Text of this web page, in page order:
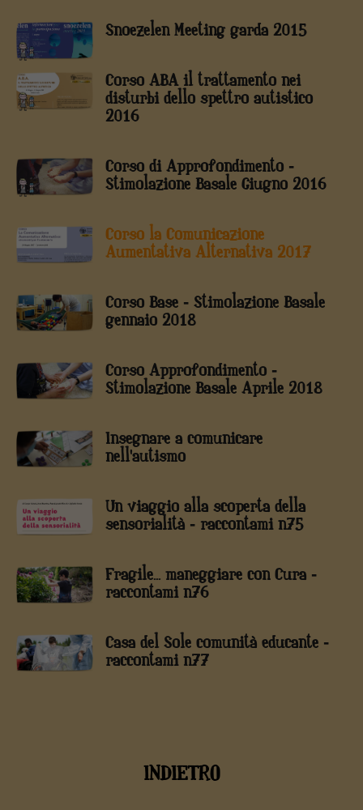
Snoezelen Meeting garda 2015
Corso ABA il trattamento nei
disturbi dello spettro autistico
2016
Corso di Approfondimento -
Stimolazione Basale Giugno 2016
Corso la Comunicazione
Aumentativa Alternativa 2017
Corso Base - Stimolazione Basale
gennaio 2018
Corso Approfondimento -
Stimolazione Basale Aprile 2018
Insegnare a comunicare
nell'autismo
Un viaggio alla scoperta della
sensorialità - raccontami n75
Fragile... maneggiare con Cura -
raccontami n76
Casa del Sole comunità educante -
raccontami n77
INDIETRO